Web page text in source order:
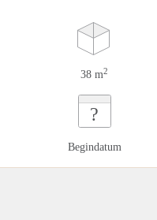
38 m2
?
Begindatum